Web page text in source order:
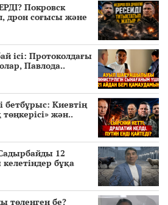
Покровск
дрон соғысы және
ісі: Протоколдағы
Павлода..
бетбұрыс: Киевтің
жән..
12
бұқа
төленген бе?